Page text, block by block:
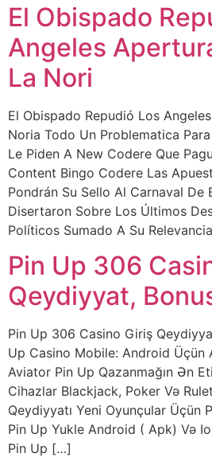
El Obispado
Angeles
La Nori
El Obispado Repudió Los
Noria Todo Un Problematica
Le Piden A New Codere Que
Content Bingo Codere Las
Pondrán Su Sello Al Carnaval De
Disertaron Sobre Los Últimos
Políticos Sumado A Su
Pin Up 306
Qeydiyyat,
Pin Up 306 Casino Giriş
Up Casino Mobile: Android Üçün
Aviator Pin Up Qazanmağın Ən
Cihazlar Blackjack, Poker Və
Qeydiyyatı Yeni Oyunçular Üçün
Pin Up Yukle Android ( Apk) Və
Pin Up […]